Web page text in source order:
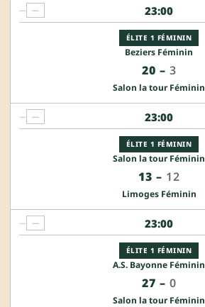
23:00
ÉLITE 1 FÉMININ
Beziers Féminin
20 – 3
Salon la tour Féminin
— —
23:00
ÉLITE 1 FÉMININ
Salon la tour Féminin
13 – 12
Limoges Féminin
— —
23:00
ÉLITE 1 FÉMININ
A.S. Bayonne Féminin
27 – 0
Salon la tour Féminin
— —